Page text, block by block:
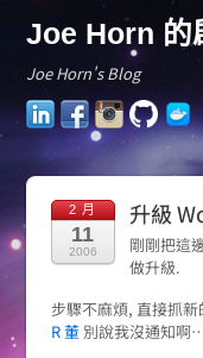
Joe Horn 的
Joe Horn's Blog
LinkedInFacebookInstagram
GitHub
2 月
11
2006
升級
剛剛把這
做升級.
步驟不麻煩, 直接抓
R 董別說我沒通知啊